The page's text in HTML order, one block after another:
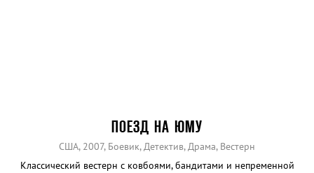
ПОЕЗД НА ЮМУ
США, 2007, Боевик, Детектив, Драма, Вестерн
Классический вестерн с ковбоями, бандитами и непременной